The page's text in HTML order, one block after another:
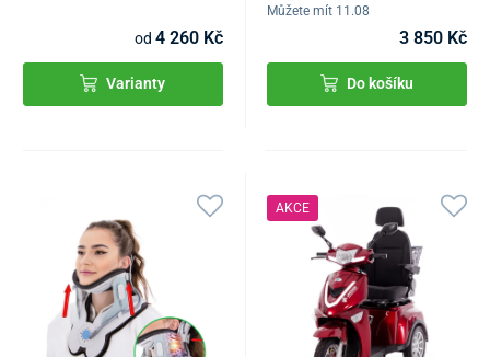
od 4 260 Kč
Varianty
Můžete mít 11.08
3 850 Kč
Do košíku
AKCE